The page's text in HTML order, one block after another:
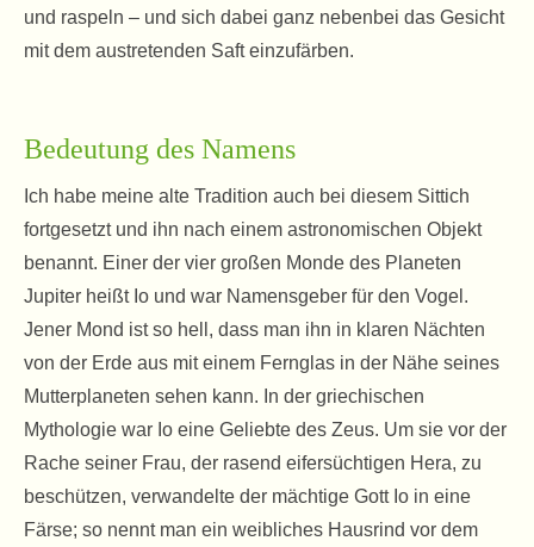
und raspeln – und sich dabei ganz nebenbei das Gesicht
mit dem austretenden Saft einzufärben.
Bedeutung des Namens
Ich habe meine alte Tradition auch bei diesem Sittich
fortgesetzt und ihn nach einem astronomischen Objekt
benannt. Einer der vier großen Monde des Planeten
Jupiter heißt Io und war Namensgeber für den Vogel.
Jener Mond ist so hell, dass man ihn in klaren Nächten
von der Erde aus mit einem Fernglas in der Nähe seines
Mutterplaneten sehen kann. In der griechischen
Mythologie war Io eine Geliebte des Zeus. Um sie vor der
Rache seiner Frau, der rasend eifersüchtigen Hera, zu
beschützen, verwandelte der mächtige Gott Io in eine
Färse; so nennt man ein weibliches Hausrind vor dem